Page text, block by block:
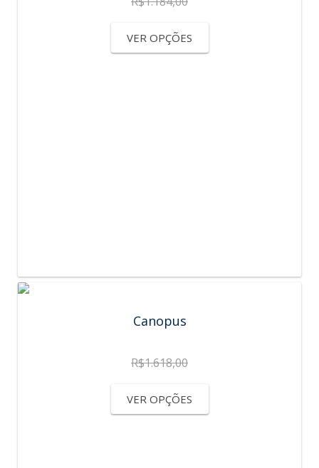
VER OPÇÕES
Canopus
R$1.618,00
VER OPÇÕES